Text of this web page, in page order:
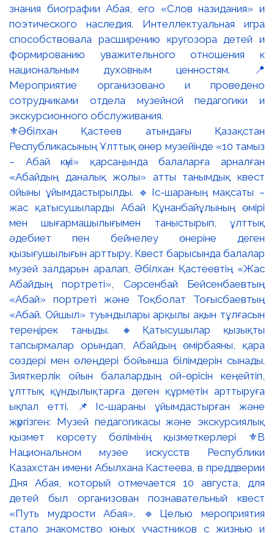
⚜️Әбілхан Қастеев атындағы Қазақстан
Республикасының Ұлттық өнер музейінде «10 тамыз
– Абай күні» қарсаңында балаларға арналған
«Абайдың даналық жолы» атты танымдық квест
ойыны ұйымдастырылды. 🔹Іс-шараның мақсаты –
жас қатысушыларды Абай Құнанбайұлының өмірі
мен шығармашылығымен таныстырып, ұлттық
әдебиет пен бейнелеу өнеріне деген
қызығушылығын арттыру. Квест барысында балалар
музей залдарын аралап, Әбілхан Қастеевтің «Жас
Абайдың портреті», Сәрсенбай Бейсенбаевтың
«Абай» портреті және Тоқболат Тоғысбаевтың
«Абай. Ойшыл» туындылары арқылы ақын тұлғасын
тереңірек таныды. 🔸Қатысушылар қызықты
тапсырмалар орындап, Абайдың өмірбаяны, қара
сөздері мен өлеңдері бойынша білімдерін сынады.
Зияткерлік ойын балалардың ой-өрісін кеңейтіп,
ұлттық құндылықтарға деген құрметін арттыруға
ықпал етті. 📌Іс-шараны ұйымдастырған және
жүргізген: Музей педагогикасы және экскурсиялық
қызмет көрсету бөлімінің қызметкерлері ⚜️В
Национальном музее искусств Республики
Казахстан имени Абылхана Кастеева, в преддверии
Дня Абая, который отмечается 10 августа, для
детей был организован познавательный квест
«Путь мудрости Абая». 🔹Целью мероприятия
стало знакомство юных участников с жизнью и